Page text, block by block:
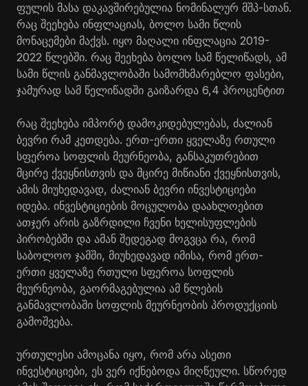
ფულის მასა დაკავშირებულია ნომინალურ მშპ-სთან.
რაც შეეხება ინფლაციას, ბოლო სამი წლის
მონაცემები მაქვს. იყო მაღალი ინფლაცია 2019-
2022 წლებში. რაც შეეხება ბოლო სამ წელიწადს, ამ
სამი წლის განმავლობაში სამომხმარებლო ფასები,
ჯამურად სამ წელიწადში გაიზარდა 6,4 პროცენტით
რაც შეეხება იმპორტ დამოკიდებულებას, ძალიან
ბევრი რამ კეთდება. ერთ-ერთი ყველაზე რთული
სფეროა სოფლის მეურნეობა, განსაკუთრებით
მცირე ქვეყნისთვის და მცირე მიწიანი ქვეყნისთვის,
ამის მიუხედავად, ძალიან ბევრი ინვესტიციები
იდება. ინვესტიციების მოცულობა დაახლოებით
ათჯერ არის გაზრდილი ჩვენი ხელისუფლების
პირობებში და ამან შედეგად მოგვცა რა, რომ
საბოლოო ჯამში, მიუხედავად იმისა, რომ ერთ-
ერთი ყველაზე რთული სფეროა სოფლის
მეურნეობა, გაორმაგებულია ამ წლების
განმავლობაში სოფლის მეურნეობის პროდუქციის
გამოშვება.
ურთულესი ამოცანა იყო, რომ არა ასეთი
ინვესტიციები, ეს ვერ იქნებოდა მიღწეული. სწორედ